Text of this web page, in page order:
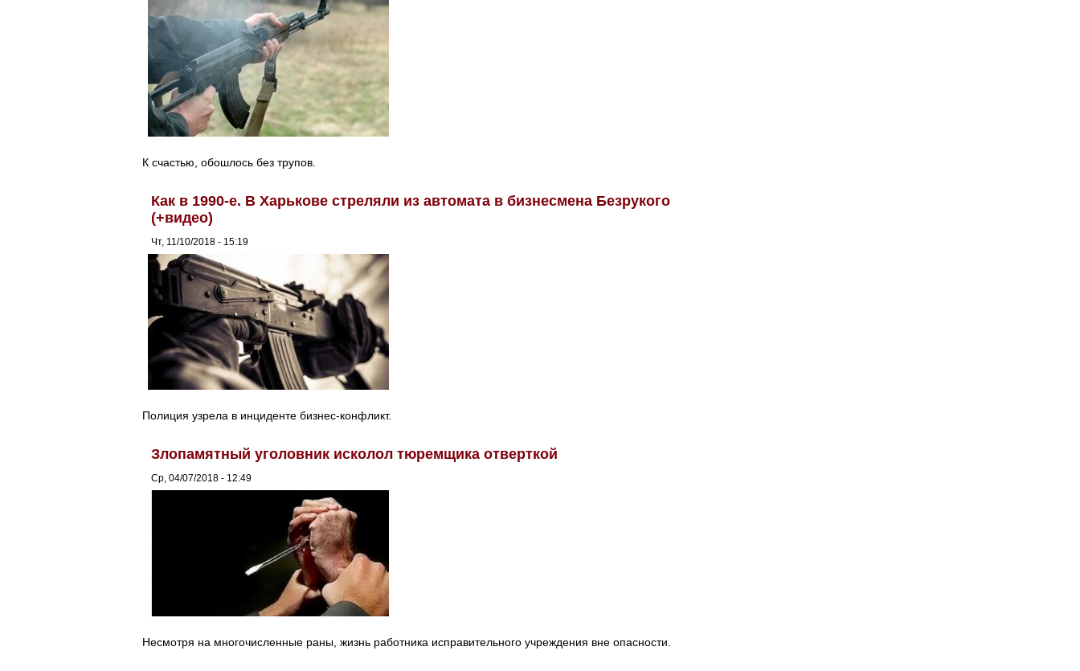
К счастью, обошлось без трупов.
Как в 1990-е. В Харькове стреляли из автомата в бизнесмена Безрукого
(+видео)
Чт, 11/10/2018 - 15:19
Полиция узрела в инциденте бизнес-конфликт.
Злопамятный уголовник исколол тюремщика отверткой
Ср, 04/07/2018 - 12:49
Несмотря на многочисленные раны, жизнь работника исправительного учреждения вне опасности.